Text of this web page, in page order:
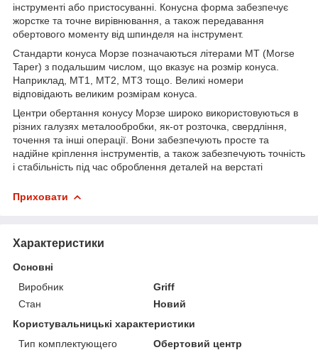
інструменті або пристосуванні. Конусна форма забезпечує
жорстке та точне вирівнювання, а також передавання
обертового моменту від шпинделя на інструмент.
Стандарти конуса Морзе позначаються літерами MT (Morse
Taper) з подальшим числом, що вказує на розмір конуса.
Наприклад, MT1, MT2, MT3 тощо. Великі номери
відповідають великим розмірам конуса.
Центри обертання конусу Морзе широко використовуються в
різних галузях металообробки, як-от розточка, свердління,
точення та інші операції. Вони забезпечують просте та
надійне кріплення інструментів, а також забезпечують точність
і стабільність під час оброблення деталей на верстаті
Приховати
Характеристики
Основні
Виробник
Griff
Стан
Новий
Користувальницькі характеристики
Тип комплектующего
Обертовий центр